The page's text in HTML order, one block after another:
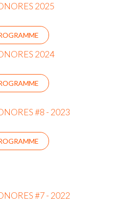
2025
2024
#8 - 2023
#7 - 2022